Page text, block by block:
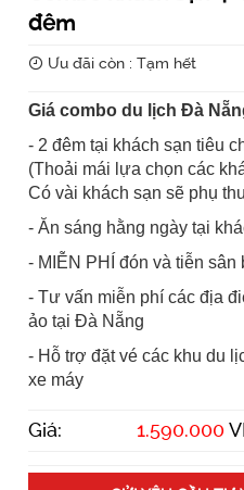
đêm
Ưu đãi còn : Tạm hết
Giá combo du lịch Đà
- 2 đêm tại khách sạn tiêu
(Thoải mái lựa chọn các
Có vài khách sạn sẽ phụ
-Ăn sáng hằng ngày tại
- MIỄN PHÍ đón và tiễn
-Tư vấn miễn phí các địa
ảo tại Đà Nẵng
- Hỗ trợ đặt vé các khu du
xe máy
Giá: 1.590.000